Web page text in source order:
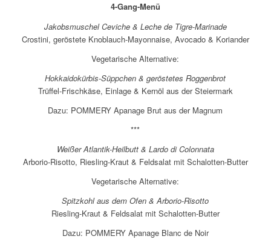
4-Gang-Menü
Jakobsmuschel Ceviche & Leche de Tigre-Marinade
Crostini, geröstete Knoblauch-Mayonnaise, Avocado & Koriander
Vegetarische Alternative:
Hokkaidokürbis-Süppchen & geröstetes Roggenbrot
Trüffel-Frischkäse, Einlage & Kernöl aus der Steiermark
Dazu: POMMERY Apanage Brut aus der Magnum
***
Weißer Atlantik-Heilbutt & Lardo di Colonnata
Arborio-Risotto, Riesling-Kraut & Feldsalat mit Schalotten-Butter
Vegetarische Alternative:
Spitzkohl aus dem Ofen & Arborio-Risotto
Riesling-Kraut & Feldsalat mit Schalotten-Butter
Dazu: POMMERY Apanage Blanc de Noir